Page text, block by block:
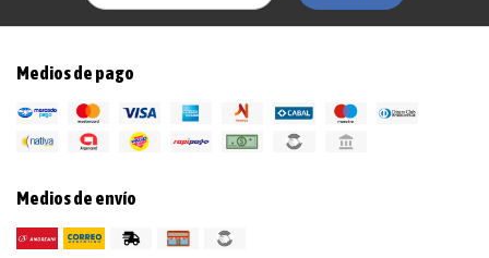
Medios de pago
Medios de envío